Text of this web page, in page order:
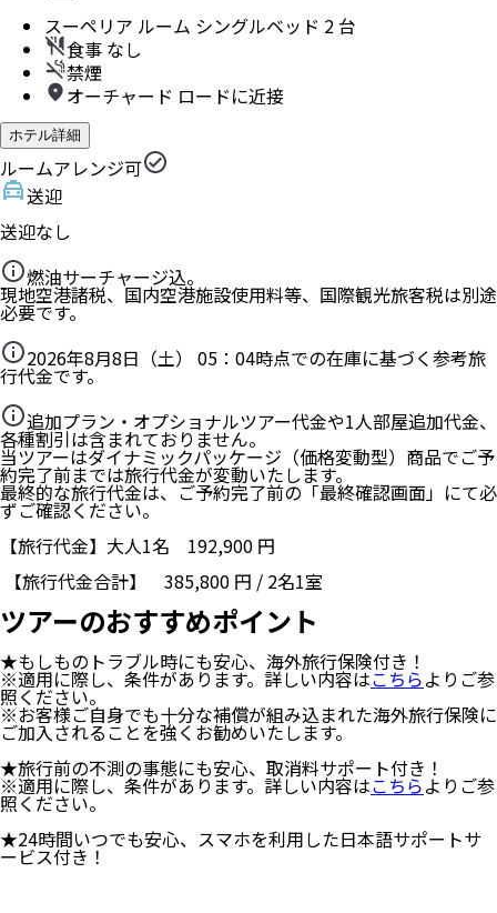
スーペリア ルーム シングルベッド 2 台
食事 なし
禁煙
オーチャード ロードに近接
ホテル詳細
ルームアレンジ可
送迎
送迎なし
燃油サーチャージ込。
現地空港諸税、国内空港施設使用料等、国際観光旅客税は別途
必要です。
2026年8月8日（土） 05：04時点での在庫に基づく参考旅
行代金です。
追加プラン・オプショナルツアー代金や1人部屋追加代金、
各種割引は含まれておりません。
当ツアーはダイナミックパッケージ（価格変動型）商品でご予
約完了前までは旅行代金が変動いたします。
最終的な旅行代金は、ご予約完了前の「最終確認画面」にて必
ずご確認ください。
【旅行代金】大人1名 192,900 円
【旅行代金合計】 385,800 円 / 2名1室
ツアーのおすすめポイント
★もしものトラブル時にも安心、海外旅行保険付き！
※適用に際し、条件があります。詳しい内容はこちらよりご参
照ください。
※お客様ご自身でも十分な補償が組み込まれた海外旅行保険に
ご加入されることを強くお勧めいたします。
★旅行前の不測の事態にも安心、取消料サポート付き！
※適用に際し、条件があります。詳しい内容はこちらよりご参
照ください。
★24時間いつでも安心、スマホを利用した日本語サポートサ
ービス付き！